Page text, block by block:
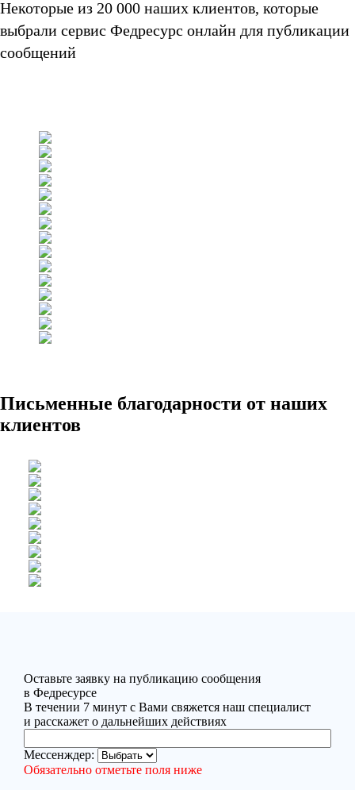
Некоторые из 20 000 наших клиентов, которые
выбрали сервис Федресурс онлайн для публикации
сообщений
Письменные благодарности от наших
клиентов
Оставьте заявку на публикацию сообщения
в Федресурсе
В течении 7 минут с Вами свяжется наш специалист
и расскажет о дальнейших действиях
Мессенждер:
Обязательно отметьте поля ниже